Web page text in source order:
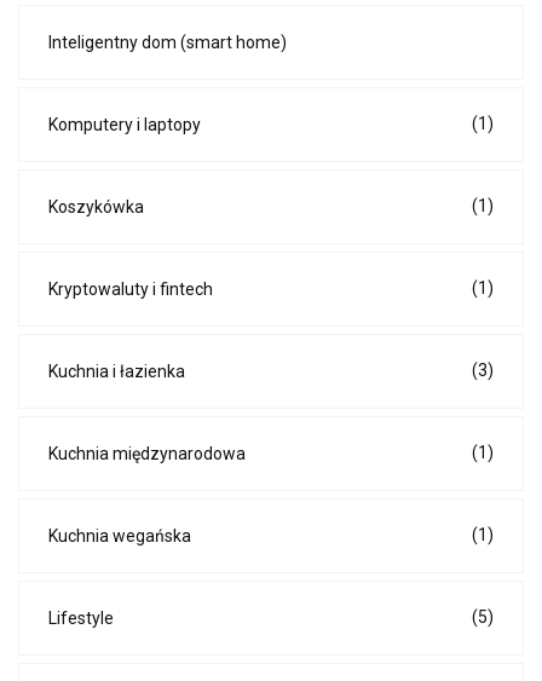
Inteligentny dom (smart home)
Komputery i laptopy (1)
Koszykówka (1)
Kryptowaluty i fintech (1)
Kuchnia i łazienka (3)
Kuchnia międzynarodowa (1)
Kuchnia wegańska (1)
Lifestyle (5)